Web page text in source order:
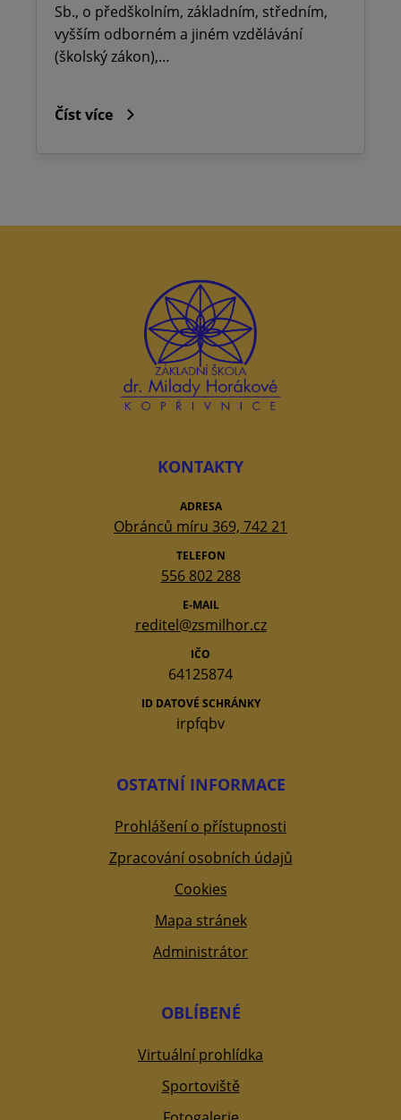
Sb., o předškolním, základním, středním,
vyšším odborném a jiném vzdělávání
(školský zákon),…
Číst více
KONTAKTY
ADRESA
Obránců míru 369, 742 21
TELEFON
556 802 288
E-MAIL
reditel@zsmilhor.cz
IČO
64125874
ID DATOVÉ SCHRÁNKY
irpfqbv
OSTATNÍ INFORMACE
Prohlášení o přístupnosti
Zpracování osobních údajů
Cookies
Mapa stránek
Administrátor
OBLÍBENÉ
Virtuální prohlídka
Sportoviště